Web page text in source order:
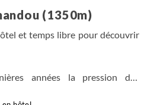
(1350m)
et temps libre pour découvrir
années la pression des